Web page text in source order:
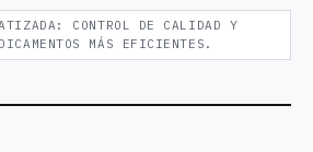
CONTROL DE CALIDAD Y
MÁS EFICIENTES.